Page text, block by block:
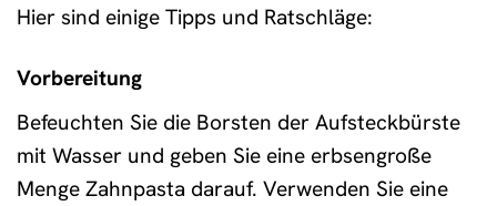
Hier sind einige Tipps und Ratschläge:
Vorbereitung
Befeuchten Sie die Borsten der Aufsteckbürste
mit Wasser und geben Sie eine erbsengroße
Menge Zahnpasta darauf. Verwenden Sie eine